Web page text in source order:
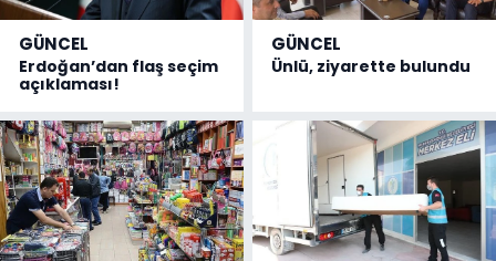
GÜNCEL
Erdoğan’dan flaş seçim
açıklaması!
GÜNCEL
Ünlü, ziyarette bulundu